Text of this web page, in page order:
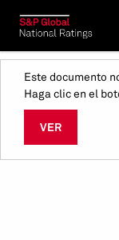
Este documento
Haga clic en el
VER